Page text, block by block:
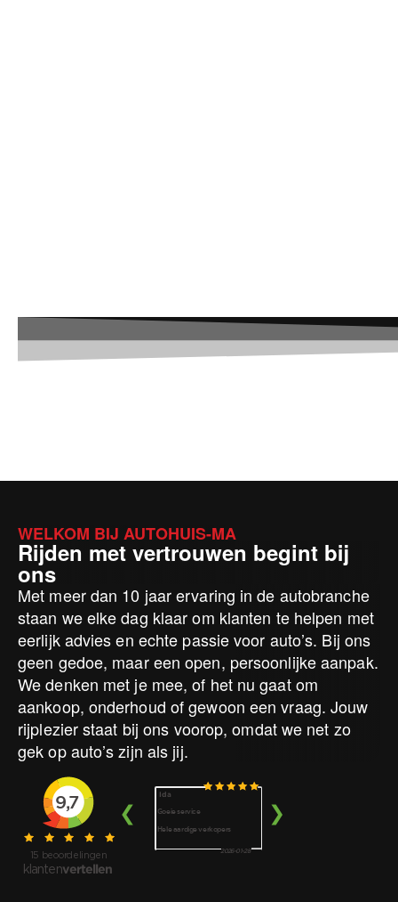
WELKOM BIJ AUTOHUIS-MA
Rijden met vertrouwen begint bij
ons
Met meer dan 10 jaar ervaring in de autobranche
staan we elke dag klaar om klanten te helpen met
eerlijk advies en echte passie voor auto’s. Bij ons
geen gedoe, maar een open, persoonlijke aanpak.
We denken met je mee, of het nu gaat om
aankoop, onderhoud of gewoon een vraag. Jouw
rijplezier staat bij ons voorop, omdat we net zo
gek op auto’s zijn als jij.